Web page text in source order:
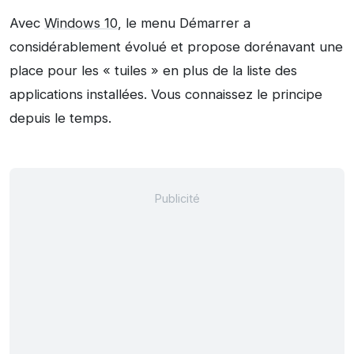
Avec Windows 10, le menu Démarrer a
considérablement évolué et propose dorénavant une
place pour les « tuiles » en plus de la liste des
applications installées. Vous connaissez le principe
depuis le temps.